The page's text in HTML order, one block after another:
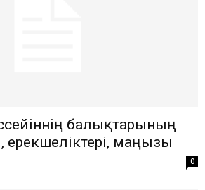
балықтарының
ерекшеліктері, маңызы
0